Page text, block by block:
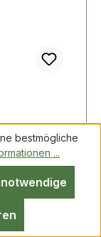
Micro-
Tech
für
bestmögliche
...